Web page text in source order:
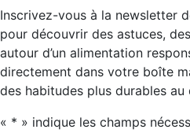
Inscrivez-vous à la newsletter
pour découvrir des astuces,
autour d’un alimentation
directement dans votre boîte
des habitudes plus durables au
« * » indique les champs